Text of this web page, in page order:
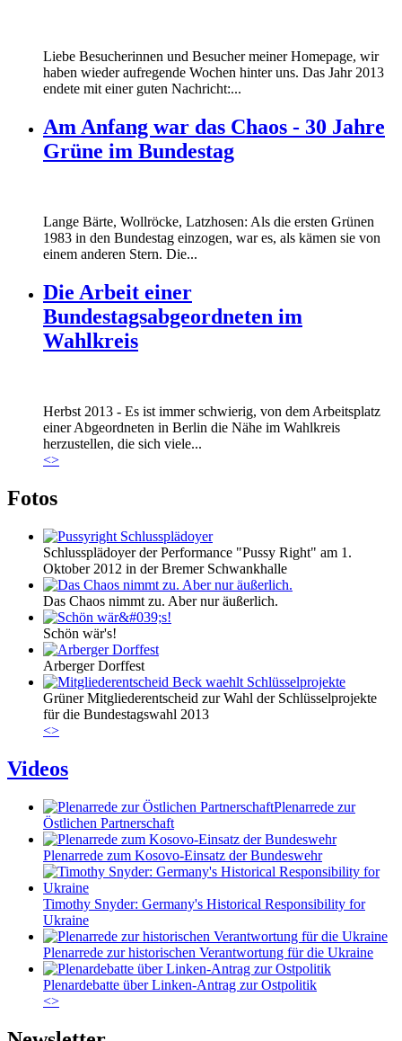
Liebe Besucherinnen und Besucher meiner Homepage, wir
haben wieder aufregende Wochen hinter uns. Das Jahr 2013
endete mit einer guten Nachricht:...
Am Anfang war das Chaos - 30 Jahre
Grüne im Bundestag
Lange Bärte, Wollröcke, Latzhosen: Als die ersten Grünen
1983 in den Bundestag einzogen, war es, als kämen sie von
einem anderen Stern. Die...
Die Arbeit einer
Bundestagsabgeordneten im
Wahlkreis
Marie_und_Wahlkreis.jpg
Marie_und_Wahlkreis.jpg
Herbst 2013 - Es ist immer schwierig, von dem Arbeitsplatz
einer Abgeordneten in Berlin die Nähe im Wahlkreis
herzustellen, die sich viele...
<>
Fotos
Schlussplädoyer der Performance "Pussy Right" am 1.
Oktober 2012 in der Bremer Schwankhalle
Das Chaos nimmt zu. Aber nur äußerlich.
Schön wär's!
Arberger Dorffest
Grüner Mitgliederentscheid zur Wahl der Schlüsselprojekte
für die Bundestagswahl 2013
<>
Videos
Plenarrede zur
Östlichen Partnerschaft
Plenarrede zum Kosovo-Einsatz der Bundeswehr
Timothy Snyder: Germany's Historical Responsibility for
Ukraine
Plenarrede zur historischen Verantwortung für die Ukraine
Plenardebatte über Linken-Antrag zur Ostpolitik
<>